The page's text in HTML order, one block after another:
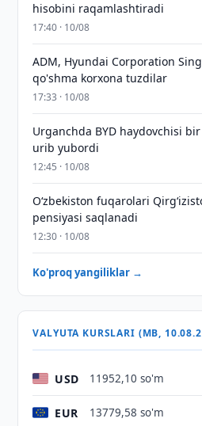
hisobini raqamlashtiradi
17:40 · 10/08
ADM, Hyundai Corporation
qo'shma korxona tuzdilar
17:33 · 10/08
Urganchda BYD haydovchisi
urib yubordi
12:45 · 10/08
O‘zbekiston fuqarolari
pensiyasi saqlanadi
12:30 · 10/08
Ko'proq yangiliklar →
VALYUTA KURSLARI (MB,
USD 11952,10 so'm
EUR 13779,58 so'm